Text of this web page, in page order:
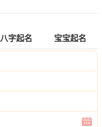
八字起名 宝宝起名